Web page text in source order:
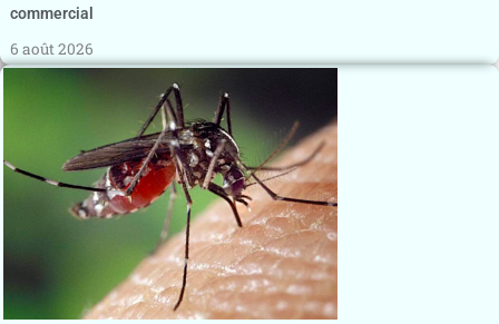
commercial
6 août 2026